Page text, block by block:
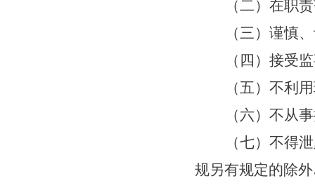
（二）在职
（三）谨慎
（四）接受
（五）不利
（六）不从
（七）不得
规另有规定的除外